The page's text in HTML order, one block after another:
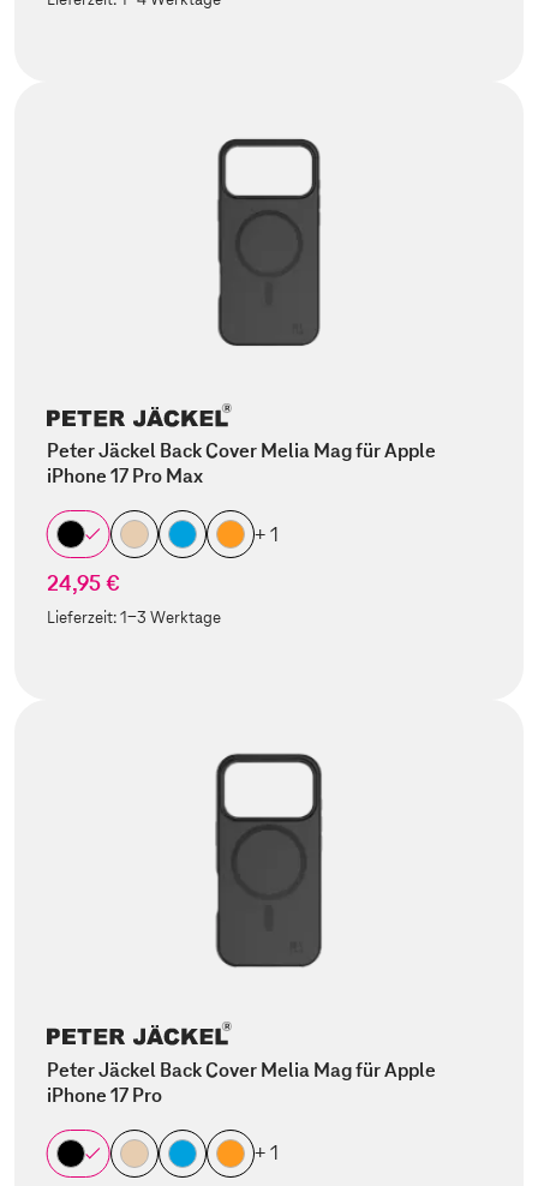
Peter Jäckel Back Cover Melia Mag für Apple
iPhone 17 Pro Max
+ 1
24,95 €
Lieferzeit:1-3 Werktage
Peter Jäckel Back Cover Melia Mag für Apple
iPhone 17 Pro
+ 1